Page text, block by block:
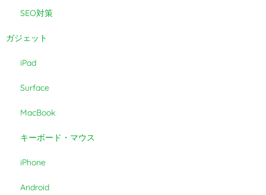
SEO対策
ガジェット
iPad
Surface
MacBook
キーボード・マウス
iPhone
Android